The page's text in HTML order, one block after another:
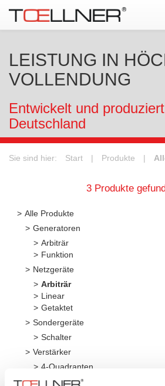
LEISTUNG IN
VOLLENDUNG
Entwickelt und
Deutschland
Sie sind hier: Start | Produkte |
3 Produkte
Alle Produkte
Generatoren
Arbiträr
Funktion
Netzgeräte
Arbiträr
Linear
Getaktet
Sondergeräte
Schalter
Verstärker
4-Quadranten
Breitband